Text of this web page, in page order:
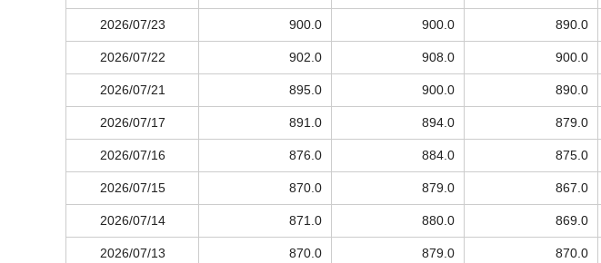
2026/07/23 900.0 900.0 890.0
2026/07/22 902.0 908.0 900.0
2026/07/21 895.0 900.0 890.0
2026/07/17 891.0 894.0 879.0
2026/07/16 876.0 884.0 875.0
2026/07/15 870.0 879.0 867.0
2026/07/14 871.0 880.0 869.0
2026/07/13 870.0 879.0 870.0